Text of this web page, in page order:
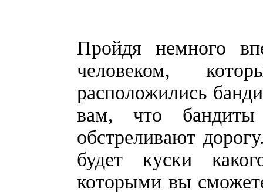
Пройдя немного
человеком,
расположились
вам, что бандиты
обстреливают
будет куски
которыми вы